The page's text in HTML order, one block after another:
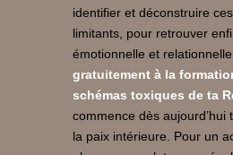
identifier et déconstruire
limitants, pour retrouver
émotionnelle et
gratuitement à la
schémas toxiques de ta
commence dès aujourd’hui
la paix intérieure. Pour un